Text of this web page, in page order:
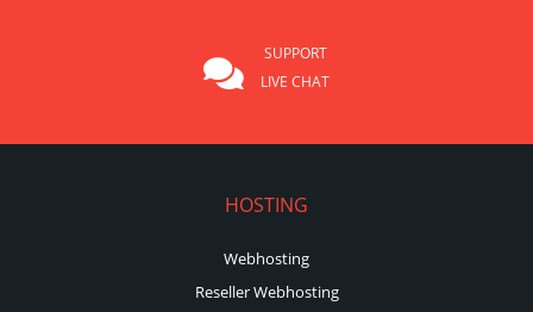
SUPPORT
LIVE CHAT
HOSTING
Webhosting
Reseller Webhosting